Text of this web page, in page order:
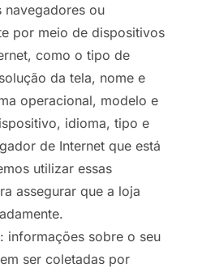
navegadores ou
por meio de dispositivos
como o tipo de
da tela, nome e
operacional, modelo e
idioma, tipo e
de Internet que está
utilizar essas
assegurar que a loja
informações sobre o seu
ser coletadas por